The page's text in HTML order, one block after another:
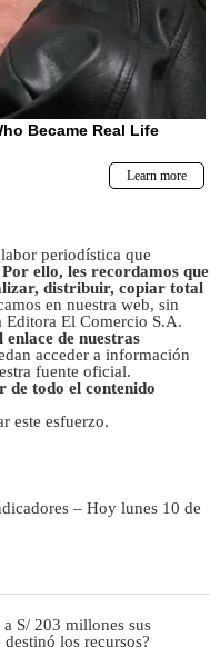
periodística que
Por ello, les recordamos que
distribuir, copiar total
en nuestra web, sin
Editora El Comercio S.A.
de nuestras
acceder a información
fuente oficial.
de todo el contenido
este esfuerzo.
– Hoy lunes 10 de
S/ 203 millones sus
los recursos?